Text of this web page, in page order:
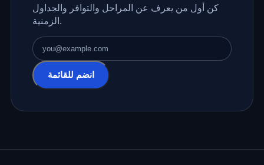
كن أول من يعرف عن المراحل والتوافر والجداول
الزمنية.
عنوان البريد الإلكتروني
انضم للقائمة